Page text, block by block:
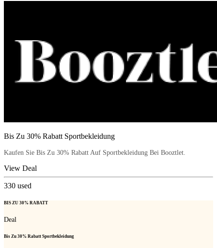
Bis Zu 30% Rabatt Sportbekleidung
Kaufen Sie Bis Zu 30% Rabatt Auf Sportbekleidung Bei Booztlet.
View Deal
330 used
BIS ZU 30% RABATT
Deal
Bis Zu 30% Rabatt Sportbekleidung